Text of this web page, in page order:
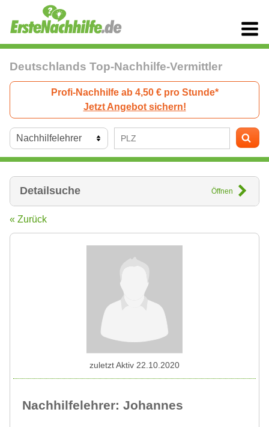
Deutschlands Top-Nachhilfe-Vermittler
Profi-Nachhilfe ab 4,50 € pro Stunde*
Jetzt Angebot sichern!
Detailsuche Öffnen
« Zurück
Nachhilfelehrer: Johannes
zuletzt Aktiv 22.10.2020